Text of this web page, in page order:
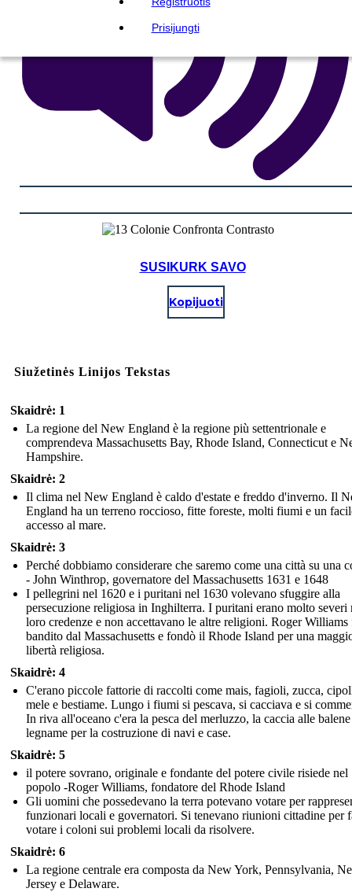
Prisijungti
SUSIKURK SAVO
Kopijuoti
Siužetinės Linijos Tekstas
Skaidrė: 1
La regione del New England è la regione più settentrionale e
comprendeva Massachusetts Bay, Rhode Island, Connecticut e
Hampshire.
Skaidrė: 2
Il clima nel New England è caldo d'estate e freddo d'inverno. Il
England ha un terreno roccioso, fitte foreste, molti fiumi e un
accesso al mare.
Skaidrė: 3
Perché dobbiamo considerare che saremo come una città su una
- John Winthrop, governatore del Massachusetts 1631 e 1648
I pellegrini nel 1620 e i puritani nel 1630 volevano sfuggire alla
persecuzione religiosa in Inghilterra. I puritani erano molto severi
loro credenze e non accettavano le altre religioni. Roger Williams
bandito dal Massachusetts e fondò il Rhode Island per una
libertà religiosa.
Skaidrė: 4
C'erano piccole fattorie di raccolti come mais, fagioli, zucca,
mele e bestiame. Lungo i fiumi si pescava, si cacciava e si
In riva all'oceano c'era la pesca del merluzzo, la caccia alle
legname per la costruzione di navi e case.
Skaidrė: 5
il potere sovrano, originale e fondante del potere civile risiede nel
popolo -Roger Williams, fondatore del Rhode Island
Gli uomini che possedevano la terra potevano votare per
funzionari locali e governatori. Si tenevano riunioni cittadine per
votare i coloni sui problemi locali da risolvere.
Skaidrė: 6
La regione centrale era composta da New York, Pennsylvania,
Jersey e Delaware.